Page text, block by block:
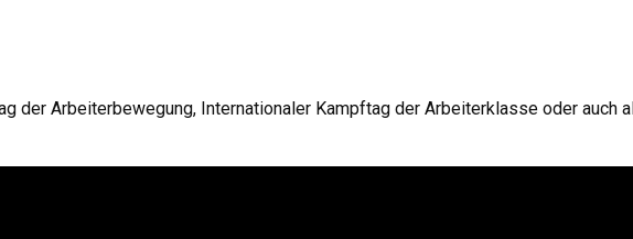
der Arbeiterbewegung, Internationaler Kampftag der Arbeiterklasse oder auch